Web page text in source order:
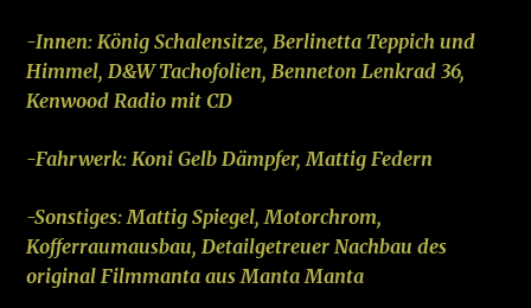
-Innen: König Schalensitze, Berlinetta Teppich und
Himmel, D&W Tachofolien, Benneton Lenkrad 36,
Kenwood Radio mit CD
-Fahrwerk: Koni Gelb Dämpfer, Mattig Federn
-Sonstiges: Mattig Spiegel, Motorchrom,
Kofferraumausbau, Detailgetreuer Nachbau des
original Filmmanta aus Manta Manta